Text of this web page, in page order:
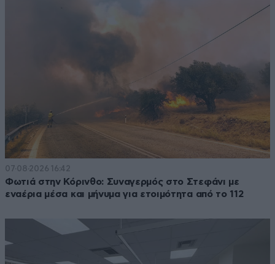
07·08·2026 16:42
Φωτιά στην Κόρινθο: Συναγερμός στο Στεφάνι με
εναέρια μέσα και μήνυμα για ετοιμότητα από το 112